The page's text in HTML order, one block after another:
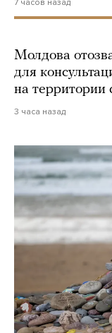
Молдова
для
на территории
3 часа назад